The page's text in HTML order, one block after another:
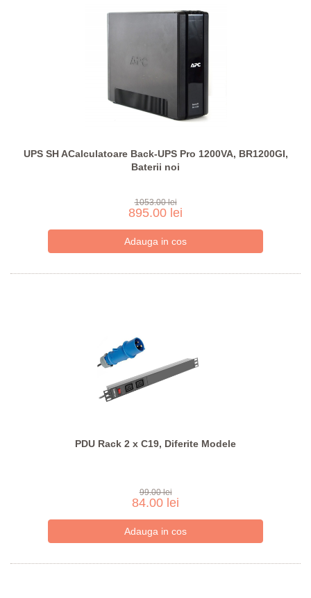
UPS SH ACalculatoare Back-UPS Pro 1200VA, BR1200GI,
Baterii noi
1053.00 lei
895.00 lei
PDU Rack 2 x C19, Diferite Modele
99.00 lei
84.00 lei